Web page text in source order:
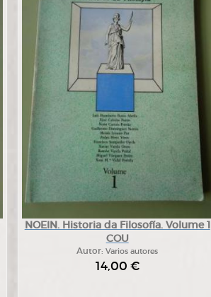
NOEIN. Historia da Filosofía. Volume 1
COU
Autor:Varios autores
14,00 €